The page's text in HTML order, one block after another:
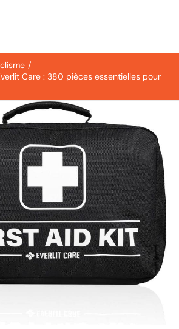
Care : 380 pièces essentielles pour